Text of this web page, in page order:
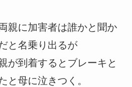
親に加害者は誰かと聞か
と名乗り出るが
が到着するとブレーキと
と母に泣きつく。